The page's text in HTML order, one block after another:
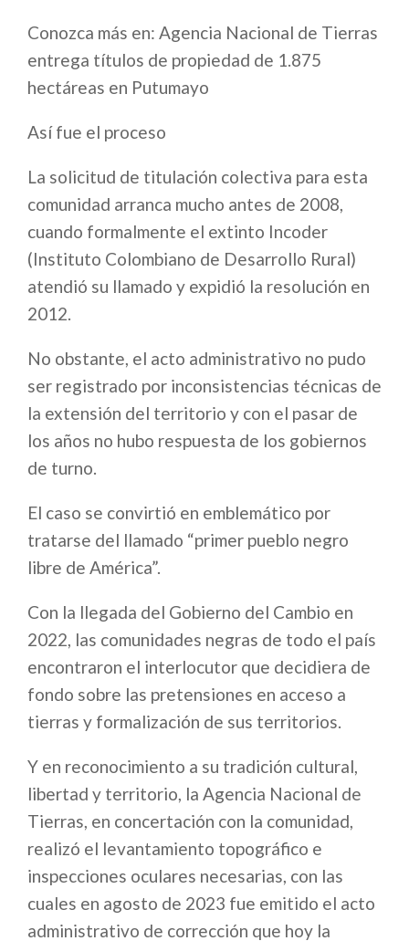
Conozca más en: Agencia Nacional de Tierras
entrega títulos de propiedad de 1.875
hectáreas en Putumayo
Así fue el proceso
La solicitud de titulación colectiva para esta
comunidad arranca mucho antes de 2008,
cuando formalmente el extinto Incoder
(Instituto Colombiano de Desarrollo Rural)
atendió su llamado y expidió la resolución en
2012.
No obstante, el acto administrativo no pudo
ser registrado por inconsistencias técnicas de
la extensión del territorio y con el pasar de
los años no hubo respuesta de los gobiernos
de turno.
El caso se convirtió en emblemático por
tratarse del llamado “primer pueblo negro
libre de América”.
Con la llegada del Gobierno del Cambio en
2022, las comunidades negras de todo el país
encontraron el interlocutor que decidiera de
fondo sobre las pretensiones en acceso a
tierras y formalización de sus territorios.
Y en reconocimiento a su tradición cultural,
libertad y territorio, la Agencia Nacional de
Tierras, en concertación con la comunidad,
realizó el levantamiento topográfico e
inspecciones oculares necesarias, con las
cuales en agosto de 2023 fue emitido el acto
administrativo de corrección que hoy la